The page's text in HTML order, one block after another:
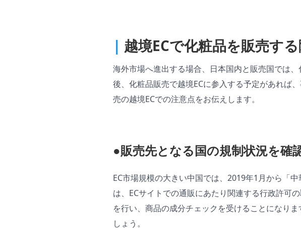
| 越境ECで化粧品を販売す
海外市場へ進出する場合、日本国内と販売国では
後、化粧品販売で越境ECに参入する予定があれば
売の越境ECでの注意点をお伝えします。
●販売先となる国の規制状況を確
EC市場規模の大きい中国では、2019年1月から「
は、ECサイトでの通販にあたり関連する行政許可
を行い、商品の成分チェックを受けることになり
しょう。